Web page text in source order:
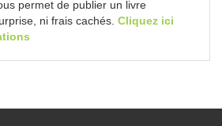
permet de publier un livre
ni frais cachés. Cliquez ici